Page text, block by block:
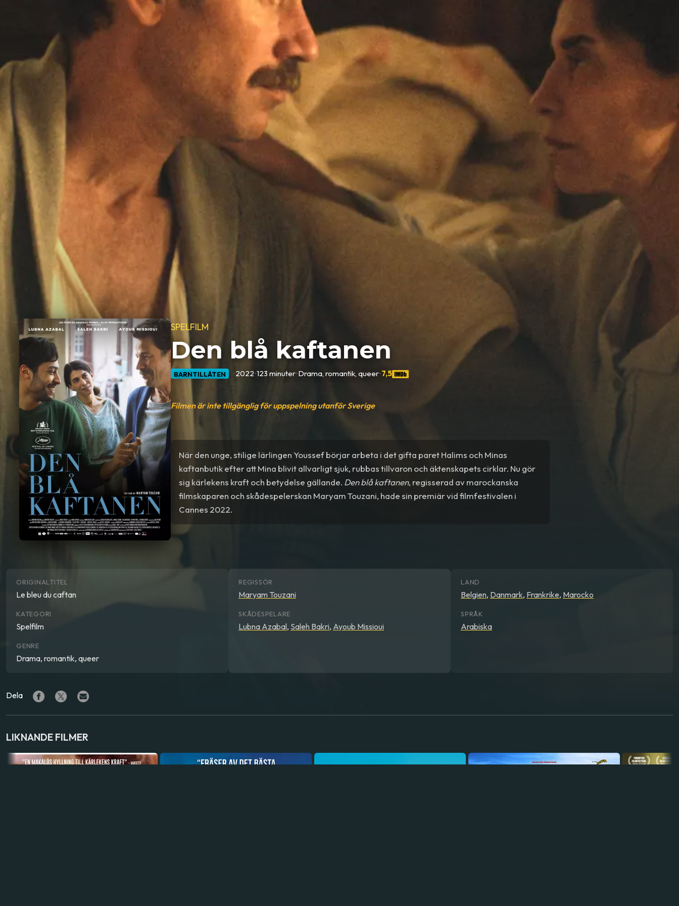
SPELFILM
Den blå kaftanen
BARNTILLÅTEN •2022•123 minuter•Drama, romantik, queer•7,5
Filmen är inte tillgänglig för uppspelning utanför Sverige
När den unge, stilige lärlingen Youssef börjar arbeta i det gifta paret Halims och Minas
kaftanbutik efter att Mina blivit allvarligt sjuk, rubbas tillvaron och äktenskapets cirklar. Nu gör
sig kärlekens kraft och betydelse gällande. Den blå kaftanen, regisserad av marockanska
filmskaparen och skådespelerskan Maryam Touzani, hade sin premiär vid filmfestivalen i
Cannes 2022.
ORIGINALTITEL
Le bleu du caftan
KATEGORI
Spelfilm
GENRE
Drama, romantik, queer
REGISSÖR
Maryam Touzani
SKÅDESPELARE
Lubna Azabal, Saleh Bakri, Ayoub Missioui
LAND
Belgien, Danmark, Frankrike, Marocko
SPRÅK
Arabiska
Dela
LIKNANDE FILMER